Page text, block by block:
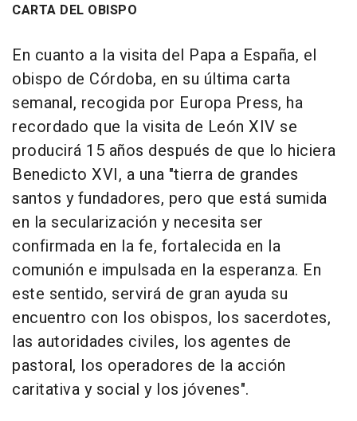
CARTA DEL OBISPO
En cuanto a la visita del Papa a España, el
obispo de Córdoba, en su última carta
semanal, recogida por Europa Press, ha
recordado que la visita de León XIV se
producirá 15 años después de que lo hiciera
Benedicto XVI, a una "tierra de grandes
santos y fundadores, pero que está sumida
en la secularización y necesita ser
confirmada en la fe, fortalecida en la
comunión e impulsada en la esperanza. En
este sentido, servirá de gran ayuda su
encuentro con los obispos, los sacerdotes,
las autoridades civiles, los agentes de
pastoral, los operadores de la acción
caritativa y social y los jóvenes".